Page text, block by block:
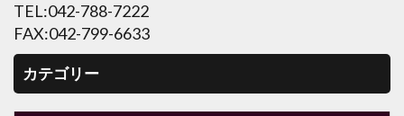
TEL:042-788-7222
FAX:042-799-6633
カテゴリー